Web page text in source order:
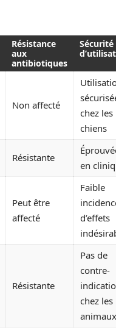
Résistance
aux
antibiotiques
Sécurité
Non affecté
chez les
chiens
Résistante
en
Peut être
affecté
Faible
d’effets
Résistante
Pas de
contre-
chez les
animaux